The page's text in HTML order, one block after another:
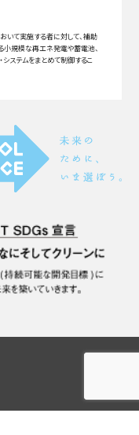
いて実施する者に対して、補助
小規模な再エネ発電や蓄電池、
ステムをまとめて制御するこ